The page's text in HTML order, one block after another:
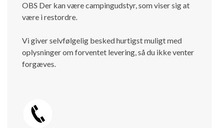
OBS Der kan være campingudstyr, som viser sig at
være i restordre.
Vi giver selvfølgelig besked hurtigst muligt med
oplysninger om forventet levering, så du ikke venter
forgæves.